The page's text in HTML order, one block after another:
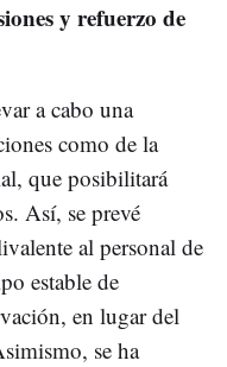
y refuerzo de
a cabo una
como de la
que posibilitará
Así, se prevé
al personal de
estable de
en lugar del
se ha